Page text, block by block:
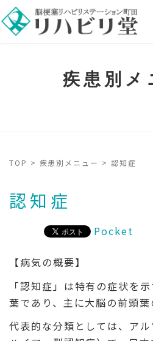
疾患別メ
TOP > 疾患別メニュー > 認知症
認知症
Pocket
【病気の概要】
「認知症」は特有の症状を
葉であり、主に大脳の前頭葉
代表的な分類としては、ア